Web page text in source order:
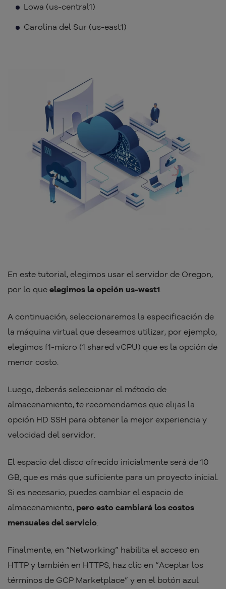
Lowa (us-central1)
Carolina del Sur (us-east1)
En este tutorial, elegimos usar el servidor de Oregon,
por lo que elegimos la opción us-west1
A continuación, seleccionaremos la especificación de
la máquina virtual que deseamos utilizar, por ejemplo,
elegimos f1-micro (1 shared vCPU) que es la opción de
menor costo.
Luego, deberás seleccionar el método de
almacenamiento, te recomendamos que elijas la
opción HD SSH para obtener la mejor experiencia y
velocidad del servidor.
El espacio del disco ofrecido inicialmente será de 10
GB, que es más que suficiente para un proyecto inicial.
Si es necesario, puedes cambiar el espacio de
almacenamiento, pero esto cambiará los costos
mensuales del servicio
Finalmente, en “Networking” habilita el acceso en
HTTP y también en HTTPS, haz clic en “Aceptar los
términos de GCP Marketplace” y en el botón azul